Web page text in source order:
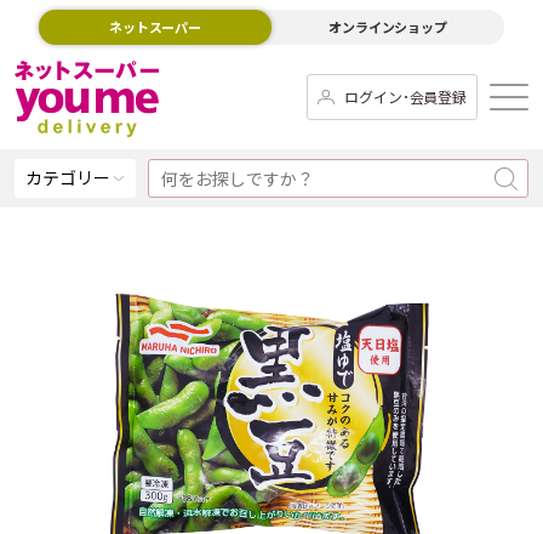
ネットスーパー オンラインショップ
ログイン･会員登録
カテゴリー